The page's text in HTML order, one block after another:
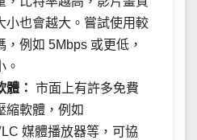
小也會越大。嘗試使用較
，例如 5Mbps 或更低，
。
體： 市面上有許多免費
縮軟體，例如
媒體播放器等，可協